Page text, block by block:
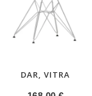
DAR, VITRA